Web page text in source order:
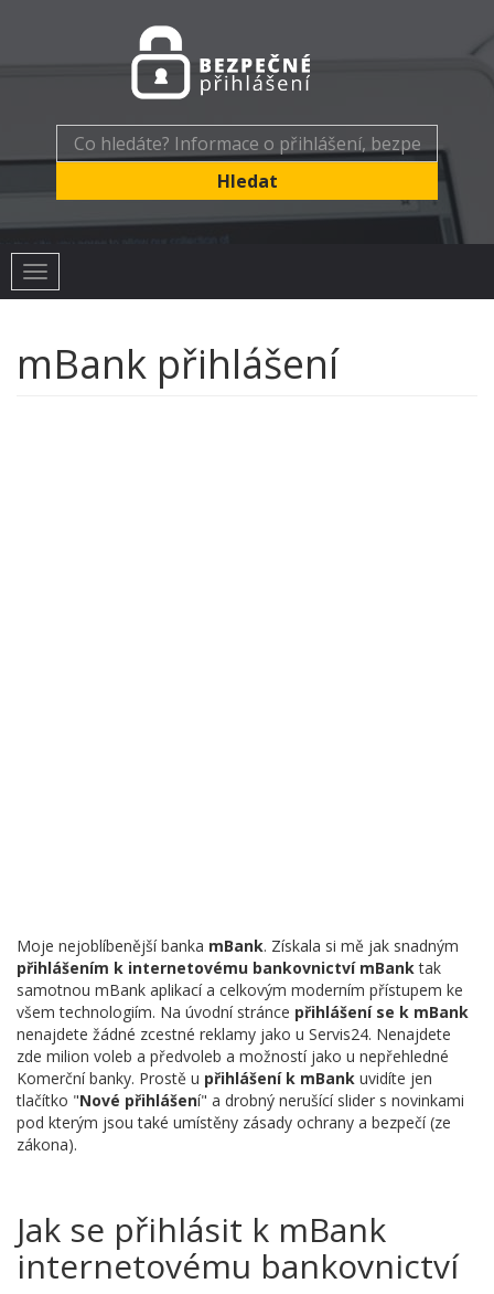
Toggle
navigation
mBank přihlášení
Moje nejoblíbenější banka mBank. Získala si mě jak snadným
přihlášením k internetovému bankovnictví mBanktak
samotnou mBank aplikací a celkovým moderním přístupem ke
všem technologiím. Na úvodní stránce přihlášení se k mBank
nenajdete žádné zcestné reklamy jako u Servis24. Nenajdete
zde milion voleb a předvoleb a možností jako u nepřehledné
Komerční banky. Prostě u přihlášení k mBank uvidíte jen
tlačítko "Nové přihlášení" a drobný nerušící slider s novinkami
pod kterým jsou také umístěny zásady ochrany a bezpečí (ze
zákona).
Jak se přihlásit k mBank
internetovému bankovnictví